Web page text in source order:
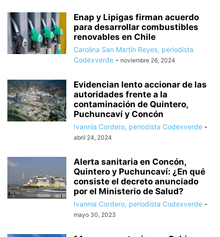
Enap y Lipigas firman acuerdo
para desarrollar combustibles
renovables en Chile
Carolina San Martín Reyes, periodista
Codexverde - noviembre 26, 2024
Evidencian lento accionar de las
autoridades frente a la
contaminación de Quintero,
Puchuncaví y Concón
Ivannia Cordero, periodista Codexverde -
abril 24, 2024
Alerta sanitaria en Concón,
Quintero y Puchuncaví: ¿En qué
consiste el decreto anunciado
por el Ministerio de Salud?
Ivannia Cordero, periodista Codexverde -
mayo 30, 2023